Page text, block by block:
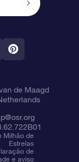
de Maagd
Milhão de
Estrelas
de
e aviso